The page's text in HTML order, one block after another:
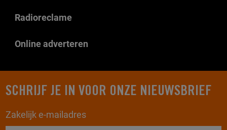
Radioreclame
Online adverteren
SCHRIJF JE IN VOOR ONZE NIEUWSBRIEF
Zakelijk e-mailadres